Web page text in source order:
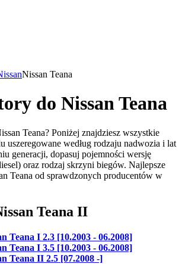
Nissan Teana
do Nissan Teana
Teana? Poniżej znajdziesz wszystkie
uszeregowane według rodzaju nadwozia i lat
generacji, dopasuj pojemności wersję
oraz rodzaj skrzyni biegów. Najlepsze
Teana od sprawdzonych producentów w
Teana II
Teana I 2.3 [10.2003 - 06.2008]
Teana I 3.5 [10.2003 - 06.2008]
Teana II 2.5 [07.2008 -]